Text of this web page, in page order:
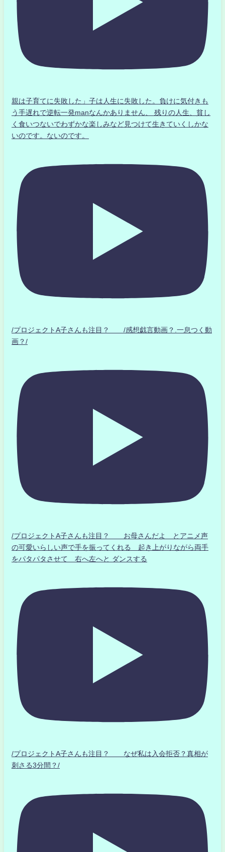
親は子育てに失敗した」子は人生に失敗した。負けに気付きも
う手遅れで逆転一発manなんかありません、 残りの人生、貧し
く食いつないでわずかな楽しみなど見つけて生きていくしかな
いのです。ないのです。
/プロジェクトA子さんも注目？ /感想戯言動画？.一息つく動
画？/
/プロジェクトA子さんも注目？ お母さんだよ とアニメ声
の可愛いらしい声で手を振ってくれる 起き上がりながら両手
をパタパタさせて 右へ左へと ダンスする
/プロジェクトA子さんも注目？ なぜ私は入会拒否？真相が
刺さる3分間？/